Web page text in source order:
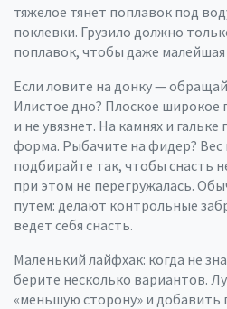
тяжелое тянет поплавок под
поклевки. Грузило должно
поплавок, чтобы даже
Если ловите на донку —
Илистое дно? Плоское широкое
и не увязнет. На камнях и
форма. Рыбачите на фидер? Вес
подбирайте так, чтобы снасть
при этом не перегружалась.
путем: делают контрольные
ведет себя снасть.
Маленький лайфхак: когда не
берите несколько вариантов.
«меньшую сторону» и добавить